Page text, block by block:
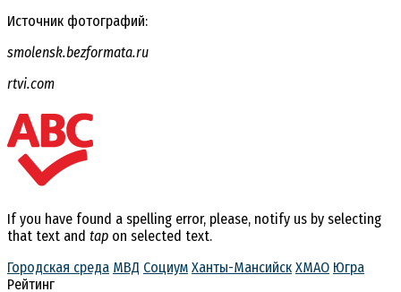
Источник фотографий:
smolensk.bezformata.ru
rtvi.com
If you have found a spelling error, please, notify us by selecting
that text and tap on selected text.
Городская среда МВД Социум Ханты-Мансийск ХМАО Югра
Рейтинг